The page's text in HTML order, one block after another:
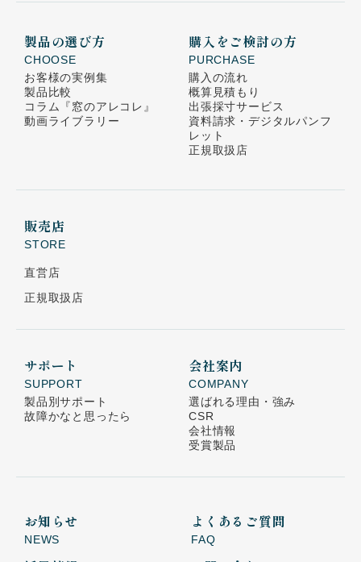
製品の選び方
CHOOSE
お客様の実例集
製品比較
コラム
『窓のアレコレ』
動画ライブラリー
購入をご検討の方
PURCHASE
購入の流れ
概算見積もり
出張採寸サービス
資料請求・デジタルパンフ
レット
正規取扱店
販売店
STORE
直営店
正規取扱店
サポート
SUPPORT
製品別サポート
故障かなと思ったら
会社案内
COMPANY
選ばれる理由・強み
CSR
会社情報
受賞製品
お知らせ
NEWS
よくあるご質問
FAQ